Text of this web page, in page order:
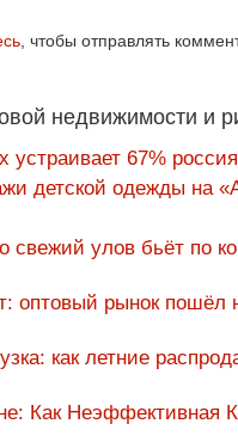
, чтобы отправлять
недвижимости и
устраивает 67%
детской одежды на
свежий улов бьёт по
оптовый рынок
как летние
Как